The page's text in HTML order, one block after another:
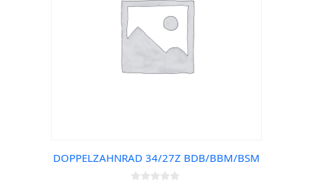
DOPPELZAHNRAD 34/27Z BDB/BBM/BSM